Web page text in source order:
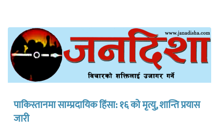
पाकिस्तानमा साम्प्रदायिक हिंसा: १६ को मृत्यु, शान्ति प्रयास
जारी